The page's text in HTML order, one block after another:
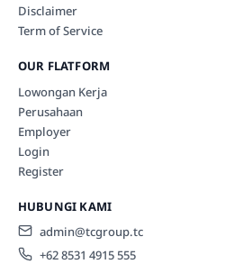
Disclaimer
Term of Service
OUR FLATFORM
Lowongan Kerja
Perusahaan
Employer
Login
Register
HUBUNGI KAMI
admin@tcgroup.tc
+62 8531 4915 555